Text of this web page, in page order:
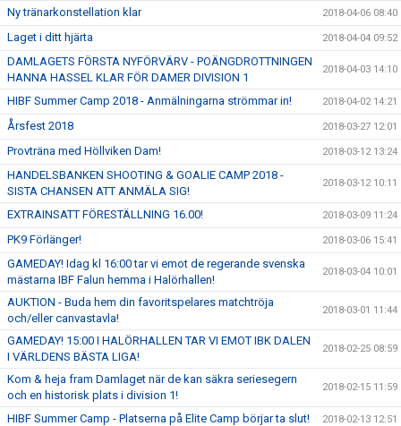
Ny tränarkonstellation klar 2018-04-06 08:40
Laget i ditt hjärta 2018-04-04 09:52
DAMLAGETS FÖRSTA NYFÖRVÄRV - POÄNGDROTTNINGEN
HANNA HASSEL KLAR FÖR DAMER DIVISION 1
2018-04-03 14:10
HIBF Summer Camp 2018 - Anmälningarna strömmar in! 2018-04-02 14:21
Årsfest 2018 2018-03-27 12:01
Provträna med Höllviken Dam! 2018-03-12 13:24
HANDELSBANKEN SHOOTING & GOALIE CAMP 2018 -
SISTA CHANSEN ATT ANMÄLA SIG!
2018-03-12 10:11
EXTRAINSATT FÖRESTÄLLNING 16.00! 2018-03-09 11:24
PK9 Förlänger! 2018-03-06 15:41
GAMEDAY! Idag kl 16:00 tar vi emot de regerande svenska
mästarna IBF Falun hemma i Halörhallen!
2018-03-04 10:01
AUKTION - Buda hem din favoritspelares matchtröja
och/eller canvastavla!
2018-03-01 11:44
GAMEDAY! 15:00 I HALÖRHALLEN TAR VI EMOT IBK DALEN
I VÄRLDENS BÄSTA LIGA!
2018-02-25 08:59
Kom & heja fram Damlaget när de kan säkra seriesegern
och en historisk plats i division 1!
2018-02-15 11:59
HIBF Summer Camp - Platserna på Elite Camp börjar ta slut! 2018-02-13 12:51